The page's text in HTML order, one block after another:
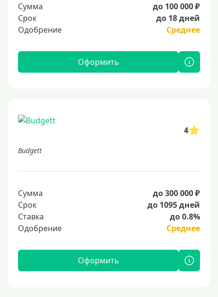
Сумма
до 100 000 ₽
Срок
до 18 дней
Одобрение
Среднее
Оформить
4
Budgett
Сумма
до 300 000 ₽
Срок
до 1095 дней
Ставка
до 0.8%
Одобрение
Среднее
Оформить